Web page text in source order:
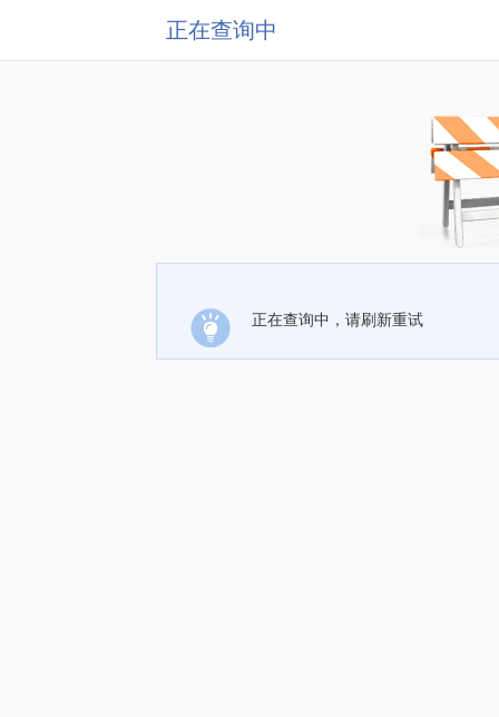
正在查询中
正在查询中，请刷新重试